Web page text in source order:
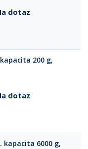
dotaz
200 g,
dotaz
kapacita 6000 g,